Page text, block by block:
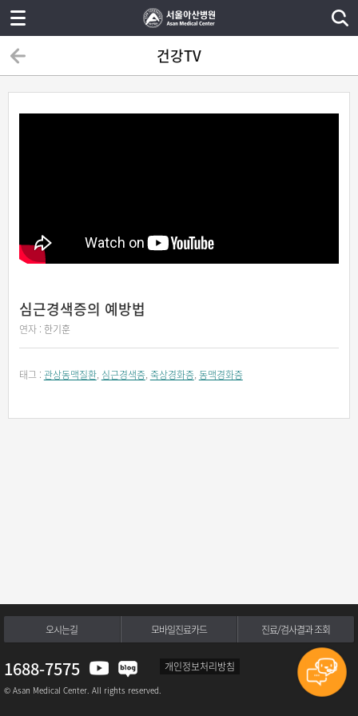
건강TV
심근경색증의 예방법
연자 : 한기훈
태그 : 관상동맥질환, 심근경색증, 죽상경화증, 동맥경화증
오시는길 모바일진료카드 진료/검사결과 조회
1688-7575 개인정보처리방침
© Asan Medical Center. All rights reserved.